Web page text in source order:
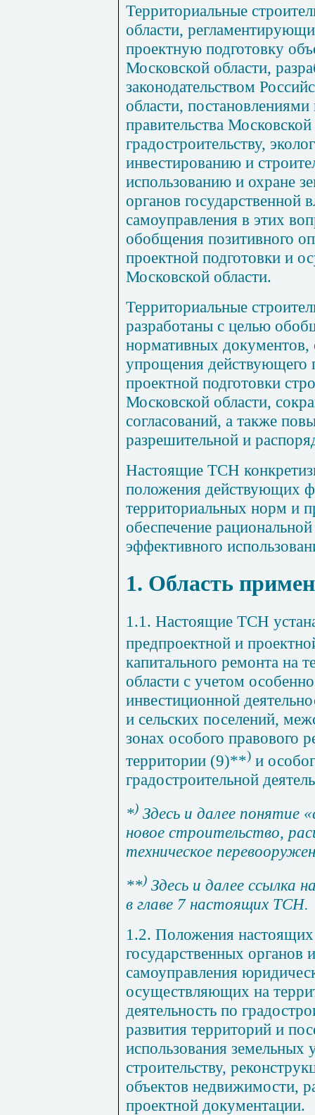
Территориальные
области,
проектную подготовку
Московской области,
законодательством
области,
правительства
градостроительству,
инвестированию и
использованию и охране
органов государственной
самоуправления в этих
обобщения позитивного
проектной подготовки и
Московской области.
Территориальные
разработаны с целью
нормативных документов,
упрощения действующего
проектной подготовки
Московской области,
согласований, а также
разрешительной и
Настоящие ТСН
положения действующих
территориальных норм и
обеспечение
эффективного
1. Область
1.1. Настоящие ТСН
предпроектной и
капитального ремонта на
области с учетом
инвестиционной
и сельских поселений,
зонах особого правового
территории (9)**) и
градостроительной
*) Здесь и далее понятие
новое строительство,
техническое
**) Здесь и далее ссылка
в главе 7 настоящих ТСН.
1.2. Положения
государственных органов
самоуправления
осуществляющих на
деятельность по
развития территорий и
использования земельных
строительству,
объектов недвижимости,
проектной документации.